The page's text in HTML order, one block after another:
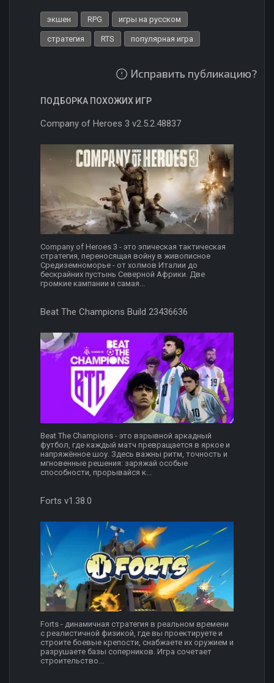
экшен RPG игры на русском
стратегия RTS популярная игра
Исправить публикацию?
ПОДБОРКА ПОХОЖИХ ИГР
Company of Heroes 3 v2.5.2.48837
Company of Heroes 3 - это эпическая тактическая
стратегия, переносящая войну в живописное
Средиземноморье - от холмов Италии до
бескрайних пустынь Северной Африки. Две
громкие кампании и самая...
Beat The Champions Build 23436636
Beat The Champions - это взрывной аркадный
футбол, где каждый матч превращается в яркое и
напряжённое шоу. Здесь важны ритм, точность и
мгновенные решения: заряжай особые
способности, прорывайся к...
Forts v1.38.0
Forts - динамичная стратегия в реальном времени
с реалистичной физикой, где вы проектируете и
строите боевые крепости, снабжаете их оружием и
разрушаете базы соперников. Игра сочетает
строительство...